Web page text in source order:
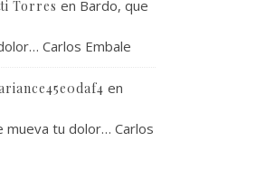
Torres en Bardo, que
Carlos Embale
en
mueva tu dolor… Carlos